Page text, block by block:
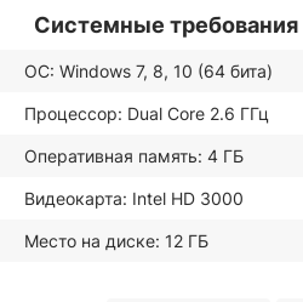
Системные требования
ОС: Windows 7, 8, 10 (64 бита)
Процессор: Dual Core 2.6 ГГц
Оперативная память: 4 ГБ
Видеокарта: Intel HD 3000
Место на диске: 12 ГБ